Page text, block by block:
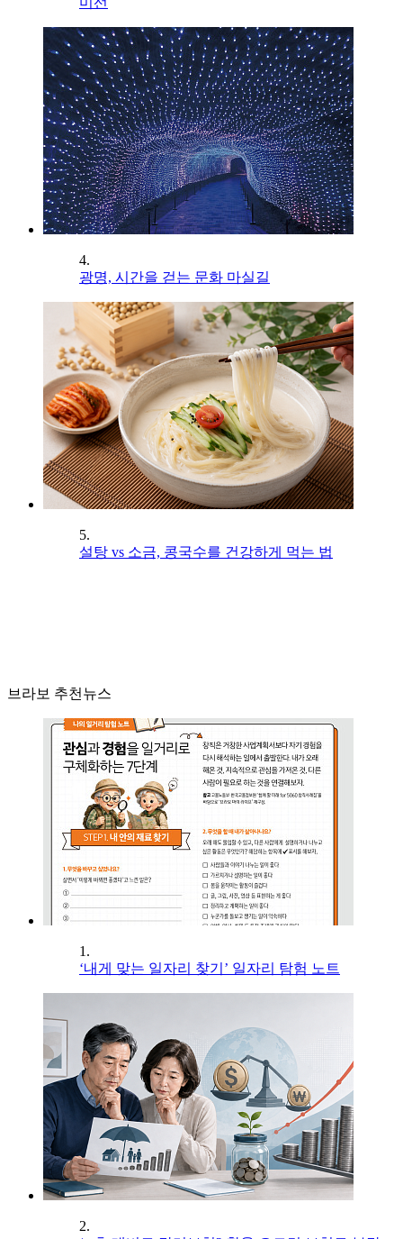
4.
광명, 시간을 걷는 문화 마실길
5.
설탕 vs 소금, 콩국수를 건강하게 먹는 법
브라보 추천뉴스
1.
‘내게 맞는 일자리 찾기’ 일자리 탐험 노트
2.